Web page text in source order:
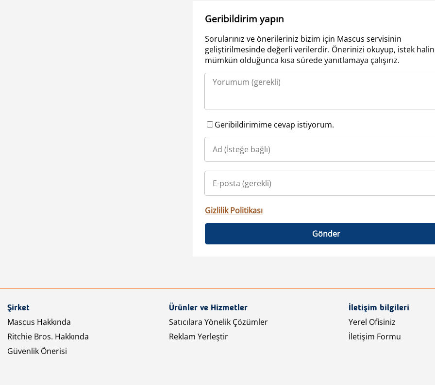
Geribildirim yapın
Sorularınız ve önerileriniz bizim için Mascus servisinin
geliştirilmesinde değerli verilerdir. Önerinizi okuyup, istek
mümkün olduğunca kısa sürede yanıtlamaya çalışırız.
Geribildirimime cevap istiyorum.
Gizlilik Politikası
Gönder
Şirket
Mascus Hakkında
Ritchie Bros. Hakkında
Güvenlik Önerisi
Ürünler ve Hizmetler
Satıcılara Yönelik Çözümler
Reklam Yerleştir
İletişim bilgileri
Yerel Ofisiniz
İletişim Formu